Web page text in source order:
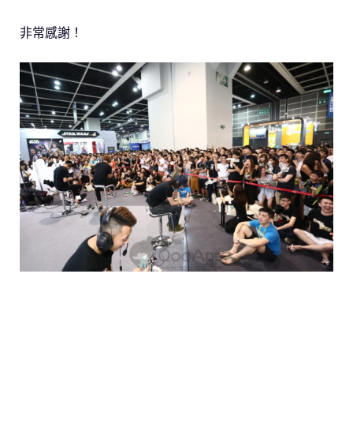
非常感謝！